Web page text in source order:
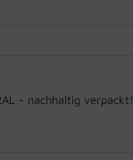
- nachhaltig verpackt!